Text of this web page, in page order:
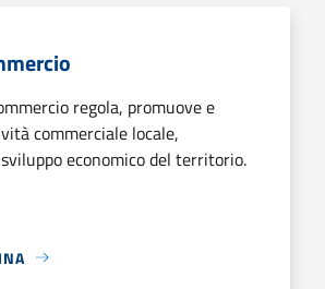
regola, promuove e
commerciale locale,
economico del territorio.